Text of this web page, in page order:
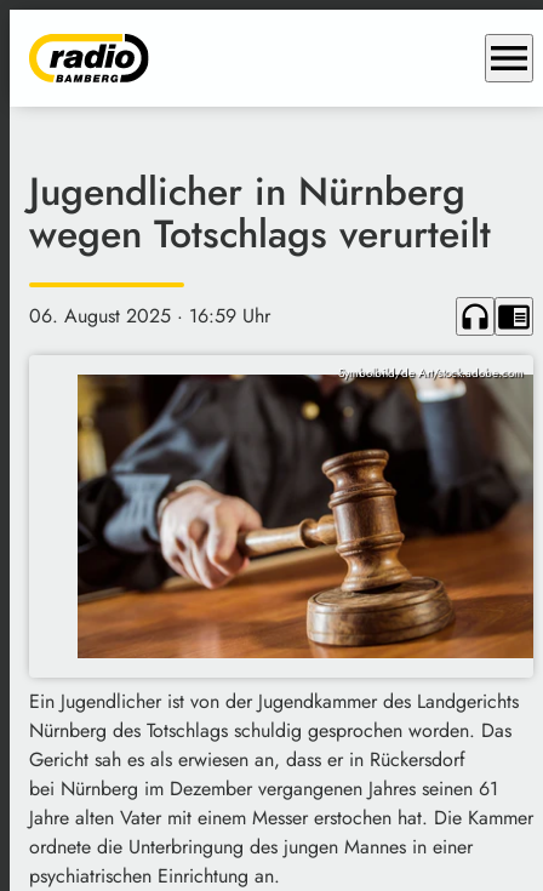
menu
Jugendlicher in Nürnberg
wegen Totschlags verurteilt
06. August 2025 · 16:59 Uhr headphones chrome_reader_mode
Symbolbild/de Art/stock.adobe.com
Ein Jugendlicher ist von der Jugendkammer des Landgerichts
Nürnberg des Totschlags schuldig gesprochen worden. Das
Gericht sah es als erwiesen an, dass er in Rückersdorf
bei Nürnberg im Dezember vergangenen Jahres seinen 61
Jahre alten Vater mit einem Messer erstochen hat. Die Kammer
ordnete die Unterbringung des jungen Mannes in einer
psychiatrischen Einrichtung an.